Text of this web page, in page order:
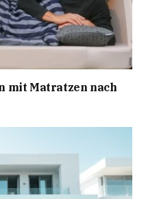
mit Matratzen nach